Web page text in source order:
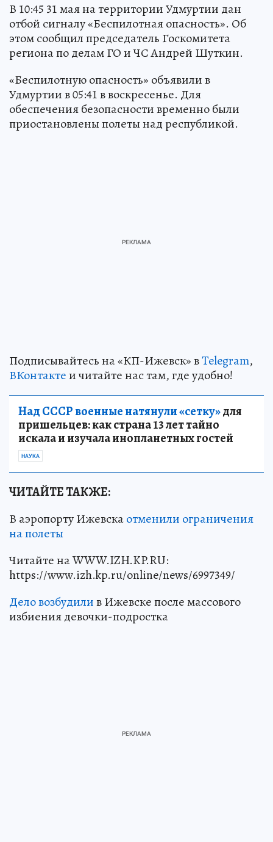
В 10:45 31 мая на территории Удмуртии дан
отбой сигналу «Беспилотная опасность». Об
этом сообщил председатель Госкомитета
региона по делам ГО и ЧС Андрей Шуткин.
«Беспилотную опасность» объявили в
Удмуртии в 05:41 в воскресенье. Для
обеспечения безопасности временно были
приостановлены полеты над республикой.
Подписывайтесь на «КП-Ижевск» вTelegram,
ВКонтактеи читайте нас там, где удобно!
Над СССР военные натянули «сетку»для
пришельцев: как страна 13 лет тайно
искала и изучала инопланетных гостей
НАУКА
ЧИТАЙТЕ ТАКЖЕ:
В аэропорту Ижевскаотменили ограничения
на полеты
Читайте на WWW.IZH.KP.RU:
https://www.izh.kp.ru/online/news/6997349/
Дело возбудилив Ижевске после массового
избиения девочки-подростка